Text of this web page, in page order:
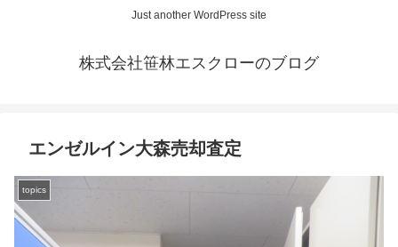
Just another WordPress site
株式会社笹林エスクローのブログ
エンゼルイン大森売却査定
topics